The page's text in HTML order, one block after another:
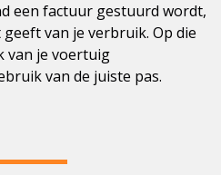
een factuur gestuurd wordt,
van je verbruik. Op die
van je voertuig
van de juiste pas.